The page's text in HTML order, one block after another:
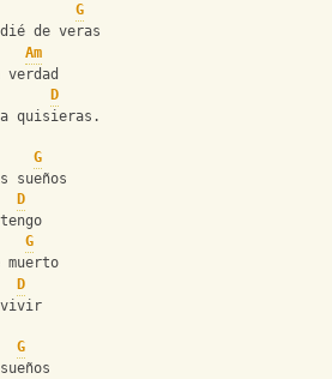
G
de veras
Am
D
quisieras.
G
sueños
D
G
muerto
D
vivir
G